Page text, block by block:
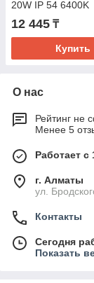
20W IP 54 6400K
12 445 ₸
Купить
О нас
Рейтинг не
Менее 5
Работает с
г. Алматы
ул.
Контакты
Сегодня
Показать